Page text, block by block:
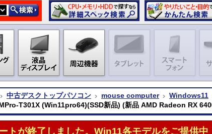
中古デスクトップパソコン mouse computer
Windows11
MPro-T301X (Win11pro64)(SSD新品) (新品 AMD Radeon RX
トが終了しました。Win11各モデルをご提供中